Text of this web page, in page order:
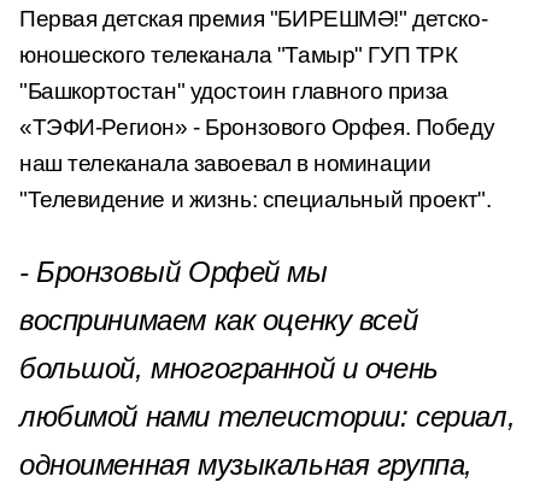
Первая детская премия "БИРЕШМӘ!" детско-
юношеского телеканала "Тамыр" ГУП ТРК
"Башкортостан" удостоин главного приза
«ТЭФИ-Регион» - Бронзового Орфея. Победу
наш телеканала завоевал в номинации
"Телевидение и жизнь: специальный проект".
- Бронзовый Орфей мы
воспринимаем как оценку всей
большой, многогранной и очень
любимой нами телеистории: сериал,
одноименная музыкальная группа,